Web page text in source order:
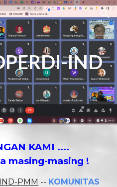
Skip to navigation
-IND
KAMI ....
masing-masing !
PMM -- KOMUNITAS